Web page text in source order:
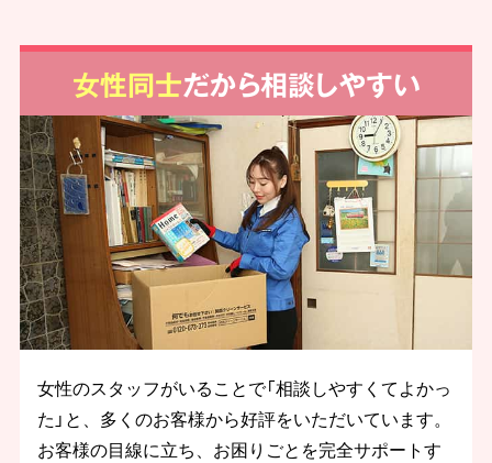
女性同士だから相談しやすい
女性のスタッフがいることで「相談しやすくてよかっ
た」と、多くのお客様から好評をいただいています。
お客様の目線に立ち、お困りごとを完全サポートす